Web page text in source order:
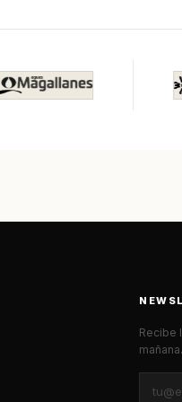
Recibe
mañana.